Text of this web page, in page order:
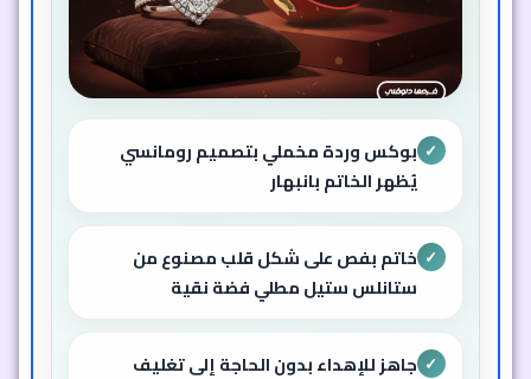
✓ بوكس وردة مخملي بتصميم رومانسي
يُظهر الخاتم بانبهار
✓ خاتم بفص على شكل قلب مصنوع من
ستانلس ستيل مطلي فضة نقية
✓ جاهز للإهداء بدون الحاجة إلى تغليف